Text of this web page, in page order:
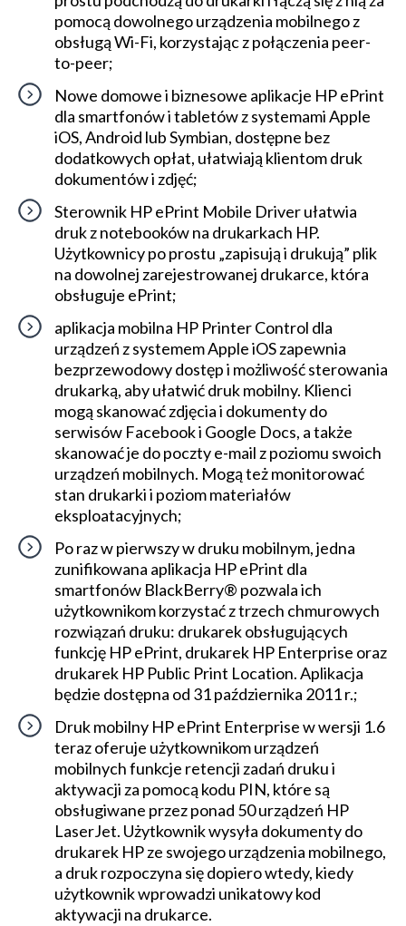
pomocą dowolnego urządzenia mobilnego z
obsługą Wi-Fi, korzystając z połączenia peer-
to-peer;
Nowe domowe i biznesowe aplikacje HP ePrint
dla smartfonów i tabletów z systemami Apple
iOS, Android lub Symbian, dostępne bez
dodatkowych opłat, ułatwiają klientom druk
dokumentów i zdjęć;
Sterownik HP ePrint Mobile Driver ułatwia
druk z notebooków na drukarkach HP.
Użytkownicy po prostu „zapisują i drukują” plik
na dowolnej zarejestrowanej drukarce, która
obsługuje ePrint;
aplikacja mobilna HP Printer Control dla
urządzeń z systemem Apple iOS zapewnia
bezprzewodowy dostęp i możliwość sterowania
drukarką, aby ułatwić druk mobilny. Klienci
mogą skanować zdjęcia i dokumenty do
serwisów Facebook i Google Docs, a także
skanować je do poczty e-mail z poziomu swoich
urządzeń mobilnych. Mogą też monitorować
stan drukarki i poziom materiałów
eksploatacyjnych;
Po raz w pierwszy w druku mobilnym, jedna
zunifikowana aplikacja HP ePrint dla
smartfonów BlackBerry® pozwala ich
użytkownikom korzystać z trzech chmurowych
rozwiązań druku: drukarek obsługujących
funkcję HP ePrint, drukarek HP Enterprise oraz
drukarek HP Public Print Location. Aplikacja
będzie dostępna od 31 października 2011 r.;
Druk mobilny HP ePrint Enterprise w wersji 1.6
teraz oferuje użytkownikom urządzeń
mobilnych funkcje retencji zadań druku i
aktywacji za pomocą kodu PIN, które są
obsługiwane przez ponad 50 urządzeń HP
LaserJet. Użytkownik wysyła dokumenty do
drukarek HP ze swojego urządzenia mobilnego,
a druk rozpoczyna się dopiero wtedy, kiedy
użytkownik wprowadzi unikatowy kod
aktywacji na drukarce.